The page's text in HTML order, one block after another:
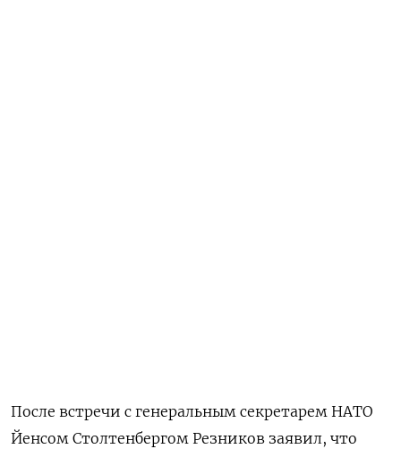
После встречи с генеральным секретарем НАТО
Йенсом Столтенбергом Резников заявил, что